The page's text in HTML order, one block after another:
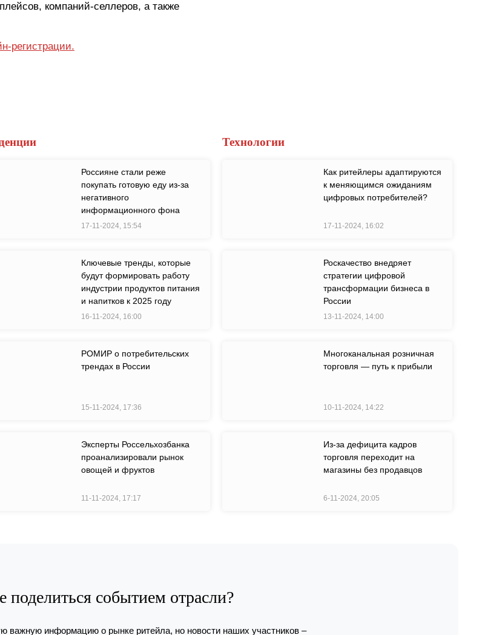
компаний-селлеров, а также
регистрации.
Россияне стали реже
покупать готовую еду из-за
негативного
информационного фона
17-11-2024, 15:54
Ключевые тренды, которые
будут формировать работу
индустрии продуктов питания
и напитков к 2025 году
16-11-2024, 16:00
РОМИР о потребительских
трендах в России
15-11-2024, 17:36
Эксперты Россельхозбанка
проанализировали рынок
овощей и фруктов
11-11-2024, 17:17
Технологии
Как ритейлеры адаптируются
к меняющимся ожиданиям
цифровых потребителей?
17-11-2024, 16:02
Роскачество внедряет
стратегии цифровой
трансформации бизнеса в
России
13-11-2024, 14:00
Многоканальная розничная
торговля — путь к прибыли
10-11-2024, 14:22
Из-за дефицита кадров
торговля переходит на
магазины без продавцов
6-11-2024, 20:05
поделиться событием отрасли?
важную информацию о рынке ритейла, но новости наших участников –